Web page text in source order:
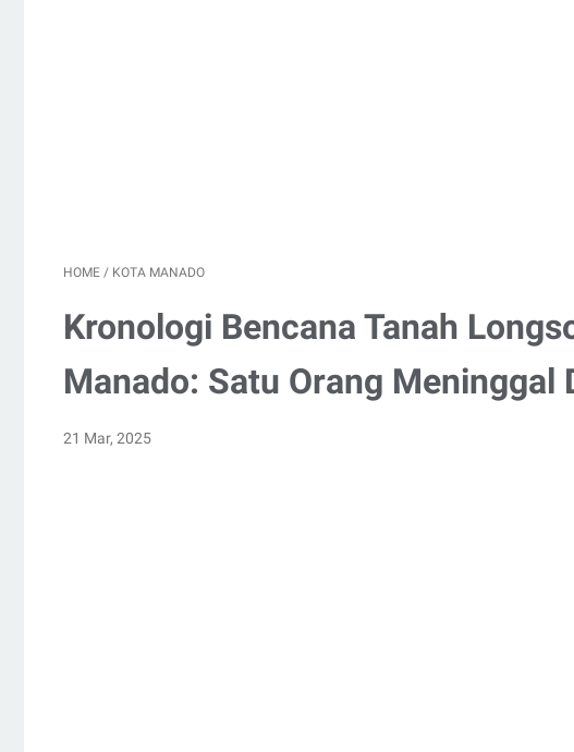
HOME / KOTA MANADO
Kronologi Bencana Tanah
Manado: Satu Orang Meninggal
21 Mar, 2025